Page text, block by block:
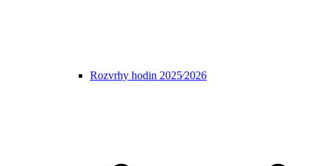
Rozvrhy hodin 2025⁄2026